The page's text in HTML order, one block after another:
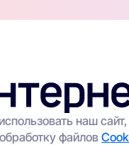
наш
файлов